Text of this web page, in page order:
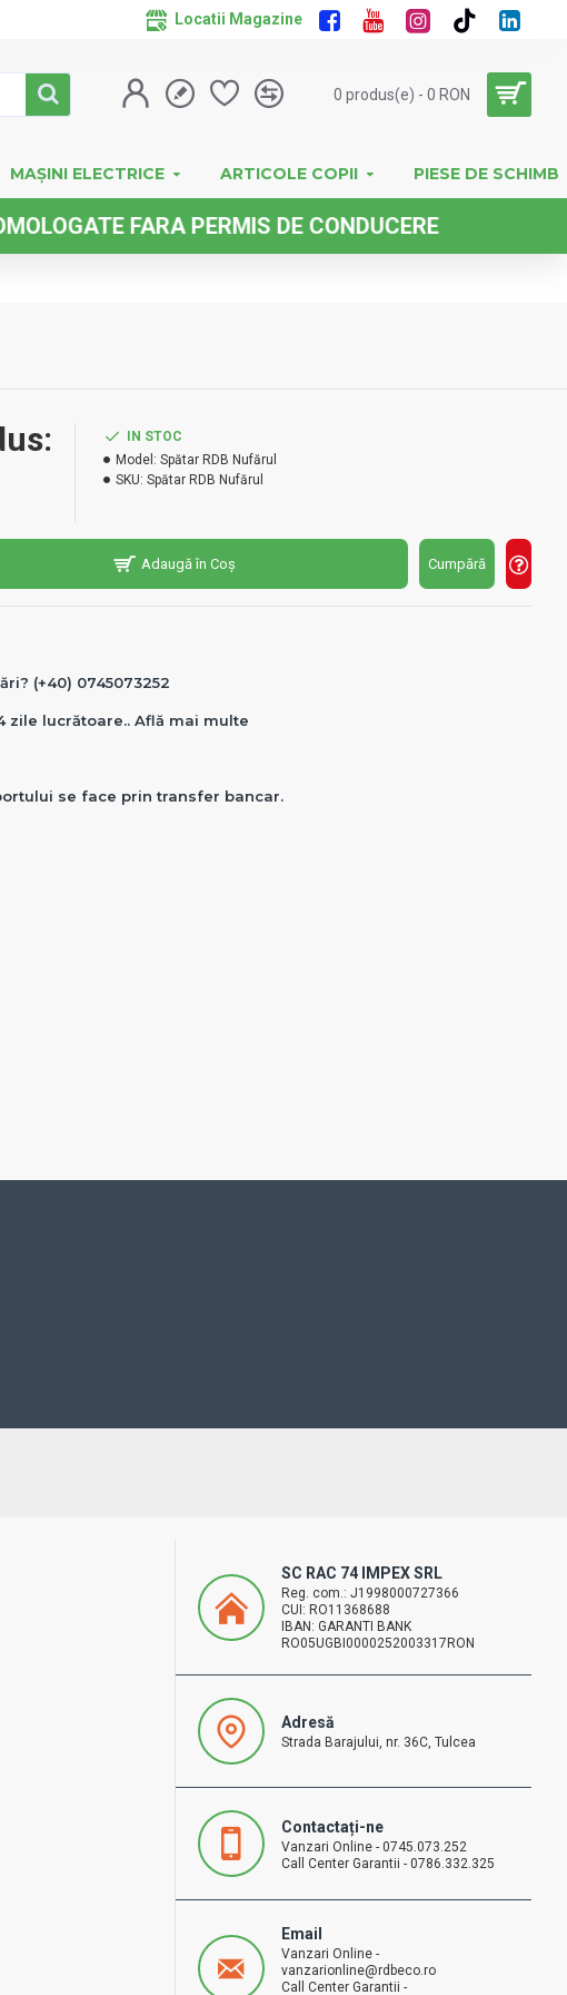
Locatii Magazine
0 produs(e) - 0 RON
MAȘINI ELECTRICE ARTICOLE COPII PIESE DE SCHIMB
FARA PERMIS DE CONDUCERE
IN STOC
Model: Spătar RDB Nufărul
SKU: Spătar RDB Nufărul
Adaugă în Coș Cumpără
(+40) 0745073252
zile lucrătoare.. Află mai multe
se face prin transfer bancar.
SC RAC 74 IMPEX SRL
Reg. com.: J1998000727366
CUI: RO11368688
IBAN: GARANTI BANK
RO05UGBI0000252003317RON
Adresă
Strada Barajului, nr. 36C, Tulcea
Contactați-ne
Vanzari Online - 0745.073.252
Call Center Garantii - 0786.332.325
Email
Vanzari Online -
vanzarionline@rdbeco.ro
Call Center Garantii -